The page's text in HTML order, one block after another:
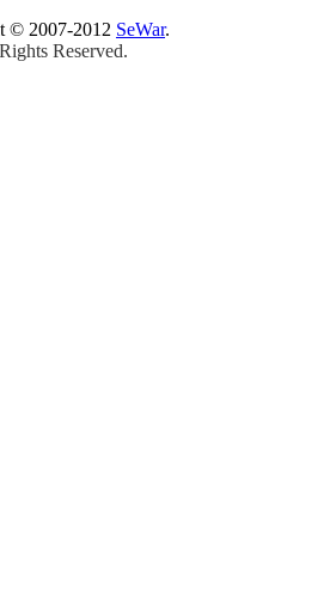
© 2007-2012 SeWar.
Reserved.